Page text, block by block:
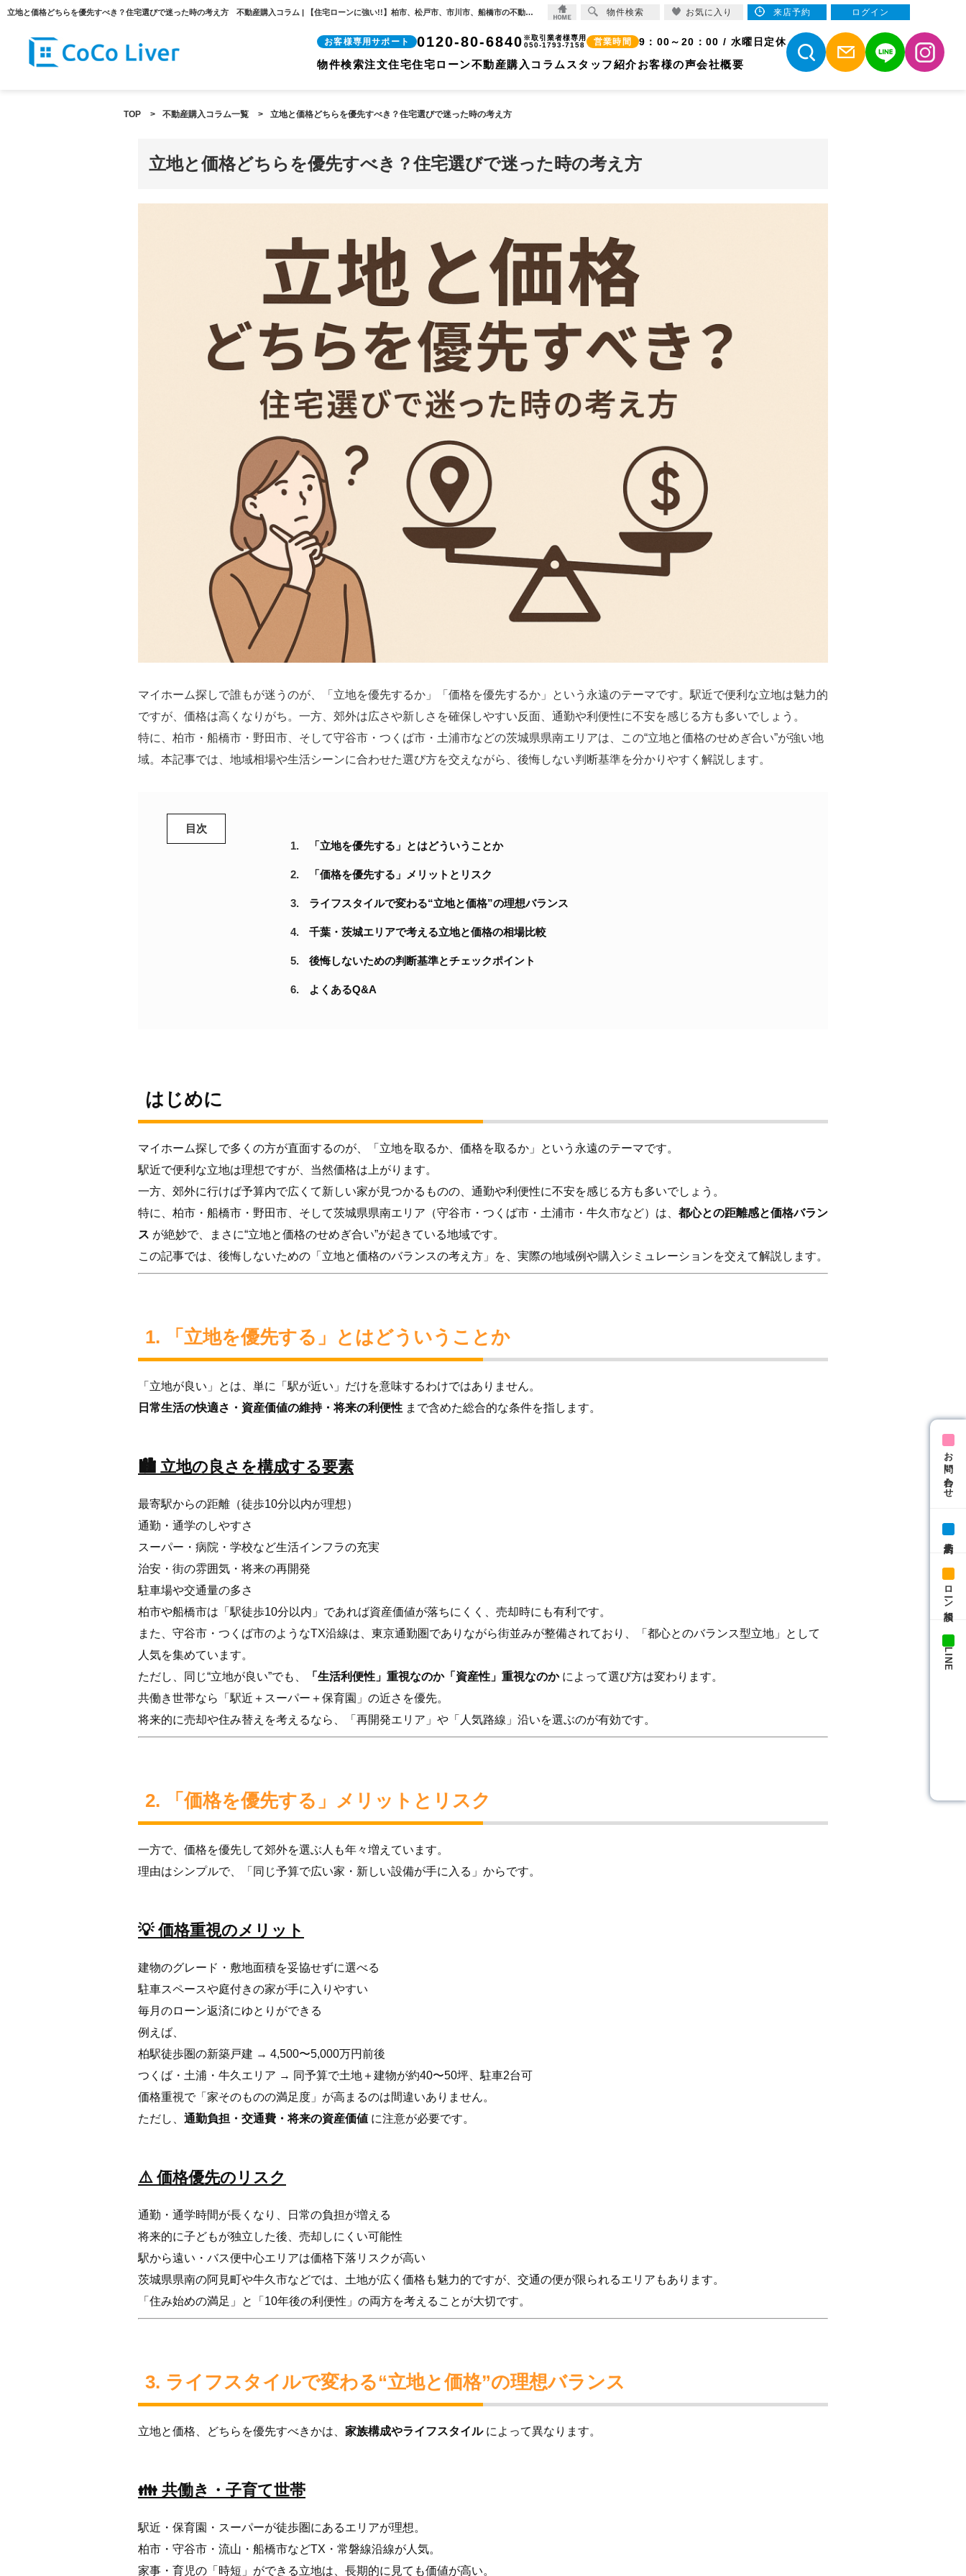
立地と価格どちらを優先すべき？住宅選びで迷った時の考え方 不動産購入コラム | 【住宅ローンに強い!!】柏市、松戸市、市川市、船橋市の不動産のことなら株式会社ココリバーの不動産のことなら株式会社ココリバー
お客様専用サポート 0120-80-6840 ※取引業者様専用
050-1793-7158
営業時間 9：00～20：00 / 水曜日定休
物件検索注文住宅住宅ローン不動産購入コラム スタッフ紹介お客様の声会社概要
お問い合わせ
ローン相談
LINE
TOP > 不動産購入コラム一覧 > 立地と価格どちらを優先すべき？住宅選びで迷った時の考え方
立地と価格どちらを優先すべき？住宅選びで迷った時の考え方
マイホーム探しで誰もが迷うのが、「立地を優先するか」「価格を優先するか」という永遠のテーマです。駅近で便利な立地は魅力的
ですが、価格は高くなりがち。一方、郊外は広さや新しさを確保しやすい反面、通勤や利便性に不安を感じる方も多いでしょう。
特に、柏市・船橋市・野田市、そして守谷市・つくば市・土浦市などの茨城県県南エリアは、この“立地と価格のせめぎ合い”が強い地
域。本記事では、地域相場や生活シーンに合わせた選び方を交えながら、後悔しない判断基準を分かりやすく解説します。
目次
「立地を優先する」とはどういうことか
「価格を優先する」メリットとリスク
ライフスタイルで変わる“立地と価格”の理想バランス
千葉・茨城エリアで考える立地と価格の相場比較
後悔しないための判断基準とチェックポイント
よくあるQ&A
はじめに
マイホーム探しで多くの方が直面するのが、「立地を取るか、価格を取るか」という永遠のテーマです。
駅近で便利な立地は理想ですが、当然価格は上がります。
一方、郊外に行けば予算内で広くて新しい家が見つかるものの、通勤や利便性に不安を感じる方も多いでしょう。
特に、柏市・船橋市・野田市、そして茨城県県南エリア（守谷市・つくば市・土浦市・牛久市など）は、 都心との距離感と価格バラン
ス が絶妙で、まさに“立地と価格のせめぎ合い”が起きている地域です。
この記事では、後悔しないための「立地と価格のバランスの考え方」を、実際の地域例や購入シミュレーションを交えて解説します。
1. 「立地を優先する」とはどういうことか
「立地が良い」とは、単に「駅が近い」だけを意味するわけではありません。
日常生活の快適さ・資産価値の維持・将来の利便性 まで含めた総合的な条件を指します。
🏙️ 立地の良さを構成する要素
最寄駅からの距離（徒歩10分以内が理想）
通勤・通学のしやすさ
スーパー・病院・学校など生活インフラの充実
治安・街の雰囲気・将来の再開発
駐車場や交通量の多さ
柏市や船橋市は「駅徒歩10分以内」であれば資産価値が落ちにくく、売却時にも有利です。
また、守谷市・つくば市のようなTX沿線は、東京通勤圏でありながら街並みが整備されており、「都心とのバランス型立地」として
人気を集めています。
ただし、同じ“立地が良い”でも、
「生活利便性」重視なのか「資産性」重視なのかによって選び方は変わります。
共働き世帯なら「駅近＋スーパー＋保育園」の近さを優先。
将来的に売却や住み替えを考えるなら、「再開発エリア」や「人気路線」沿いを選ぶのが有効です。
2. 「価格を優先する」メリットとリスク
一方で、価格を優先して郊外を選ぶ人も年々増えています。
理由はシンプルで、「同じ予算で広い家・新しい設備が手に入る」からです。
💡 価格重視のメリット
建物のグレード・敷地面積を妥協せずに選べる
駐車スペースや庭付きの家が手に入りやすい
毎月のローン返済にゆとりができる
例えば、
柏駅徒歩圏の新築戸建 → 4,500〜5,000万円前後
つくば・土浦・牛久エリア → 同予算で土地＋建物が約40〜50坪、駐車2台可
価格重視で「家そのものの満足度」が高まるのは間違いありません。
ただし、 通勤負担・交通費・将来の資産価値 に注意が必要です。
⚠️ 価格優先のリスク
通勤・通学時間が長くなり、日常の負担が増える
将来的に子どもが独立した後、売却しにくい可能性
駅から遠い・バス便中心エリアは価格下落リスクが高い
茨城県県南の阿見町や牛久市などでは、土地が広く価格も魅力的ですが、交通の便が限られるエリアもあります。
「住み始めの満足」と「10年後の利便性」の両方を考えることが大切です。
3. ライフスタイルで変わる“立地と価格”の理想バランス
立地と価格、どちらを優先すべきかは、 家族構成やライフスタイルによって異なります。
👪 共働き・子育て世帯
駅近・保育園・スーパーが徒歩圏にあるエリアが理想。
柏市・守谷市・流山・船橋市などTX・常磐線沿線が人気。
家事・育児の「時短」ができる立地は、長期的に見ても価値が高い。
物件検索 お気に入り 来店予約 ログイン